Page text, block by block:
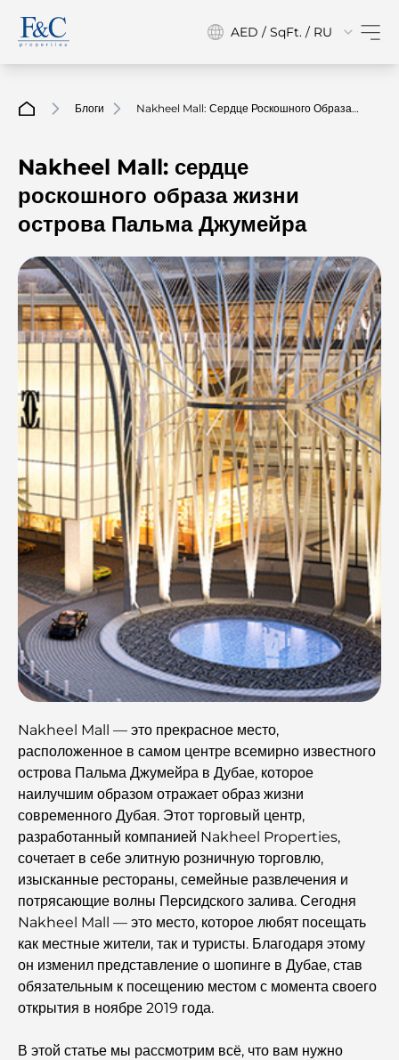
AED / SqFt. / RU
Блоги
Nakheel Mall: Сердце Роскошного Образа
Nakheel Mall: сердце
роскошного образа жизни
острова Пальма Джумейра
Nakheel Mall — это прекрасное место,
расположенное в самом центре всемирно известного
острова Пальма Джумейра в Дубае, которое
наилучшим образом отражает образ жизни
современного Дубая. Этот торговый центр,
разработанный компанией Nakheel Properties,
сочетает в себе элитную розничную торговлю,
изысканные рестораны, семейные развлечения и
потрясающие волны Персидского залива. Сегодня
Nakheel Mall — это место, которое любят посещать
как местные жители, так и туристы. Благодаря этому
он изменил представление о шопинге в Дубае, став
обязательным к посещению местом с момента своего
открытия в ноябре 2019 года.
В этой статье мы рассмотрим всё, что вам нужно